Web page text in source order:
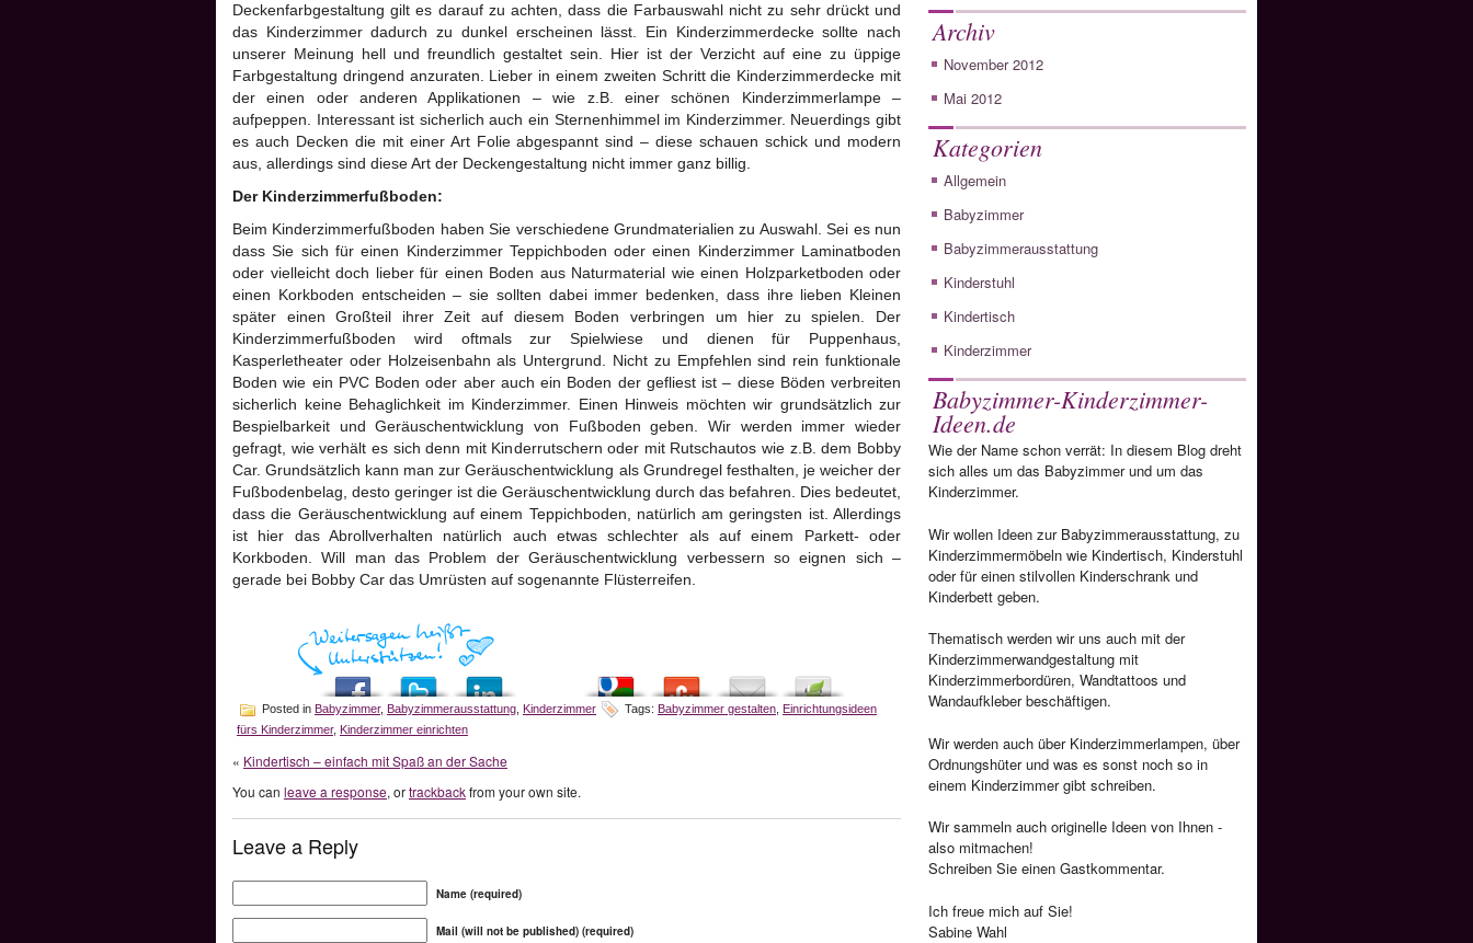
Deckenfarbgestaltung gilt es darauf zu achten, dass die Farbauswahl nicht zu sehr drückt und
das Kinderzimmer dadurch zu dunkel erscheinen lässt. Ein Kinderzimmerdecke sollte nach
unserer Meinung hell und freundlich gestaltet sein. Hier ist der Verzicht auf eine zu üppige
Farbgestaltung dringend anzuraten. Lieber in einem zweiten Schritt die Kinderzimmerdecke mit
der einen oder anderen Applikationen – wie z.B. einer schönen Kinderzimmerlampe –
aufpeppen. Interessant ist sicherlich auch ein Sternenhimmel im Kinderzimmer. Neuerdings gibt
es auch Decken die mit einer Art Folie abgespannt sind – diese schauen schick und modern
aus, allerdings sind diese Art der Deckengestaltung nicht immer ganz billig.
Der Kinderzimmerfußboden:
Beim Kinderzimmerfußboden haben Sie verschiedene Grundmaterialien zu Auswahl. Sei es nun
dass Sie sich für einen Kinderzimmer Teppichboden oder einen Kinderzimmer Laminatboden
oder vielleicht doch lieber für einen Boden aus Naturmaterial wie einen Holzparketboden oder
einen Korkboden entscheiden – sie sollten dabei immer bedenken, dass ihre lieben Kleinen
später einen Großteil ihrer Zeit auf diesem Boden verbringen um hier zu spielen. Der
Kinderzimmerfußboden wird oftmals zur Spielwiese und dienen für Puppenhaus,
Kasperletheater oder Holzeisenbahn als Untergrund. Nicht zu Empfehlen sind rein funktionale
Boden wie ein PVC Boden oder aber auch ein Boden der gefliest ist – diese Böden verbreiten
sicherlich keine Behaglichkeit im Kinderzimmer. Einen Hinweis möchten wir grundsätzlich zur
Bespielbarkeit und Geräuschentwicklung von Fußboden geben. Wir werden immer wieder
gefragt, wie verhält es sich denn mit Kinderrutschern oder mit Rutschautos wie z.B. dem Bobby
Car. Grundsätzlich kann man zur Geräuschentwicklung als Grundregel festhalten, je weicher der
Fußbodenbelag, desto geringer ist die Geräuschentwicklung durch das befahren. Dies bedeutet,
dass die Geräuschentwicklung auf einem Teppichboden, natürlich am geringsten ist. Allerdings
ist hier das Abrollverhalten natürlich auch etwas schlechter als auf einem Parkett- oder
Korkboden. Will man das Problem der Geräuschentwicklung verbessern so eignen sich –
gerade bei Bobby Car das Umrüsten auf sogenannte Flüsterreifen.
Posted in Babyzimmer, Babyzimmerausstattung Kinderzimmer Tags: Babyzimmer gestalten Einrichtungsideen
fürs Kinderzimmer, Kinderzimmer einrichten
« Kindertisch – einfach mit Spaß an der Sache
You can leave a response, ortrackbackfrom your own site.
Leave a Reply
Name (required)
Mail (will not be published) (required)
Archiv
November 2012
Mai 2012
Kategorien
Allgemein
Babyzimmer
Babyzimmerausstattung
Kinderstuhl
Kindertisch
Kinderzimmer
Babyzimmer-Kinderzimmer-
Ideen.de
Wie der Name schon verrät: In diesem Blog dreht
sich alles um das Babyzimmer und um das
Kinderzimmer.
Wir wollen Ideen zur Babyzimmerausstattung, zu
Kinderzimmermöbeln wie Kindertisch, Kinderstuhl
oder für einen stilvollen Kinderschrank und
Kinderbett geben.
Thematisch werden wir uns auch mit der
Kinderzimmerwandgestaltung mit
Kinderzimmerbordüren, Wandtattoos und
Wandaufkleber beschäftigen.
Wir werden auch über Kinderzimmerlampen, über
Ordnungshüter und was es sonst noch so in
einem Kinderzimmer gibt schreiben.
Wir sammeln auch originelle Ideen von Ihnen -
also mitmachen!
Schreiben Sie einen Gastkommentar.
Ich freue mich auf Sie!
Sabine Wahl